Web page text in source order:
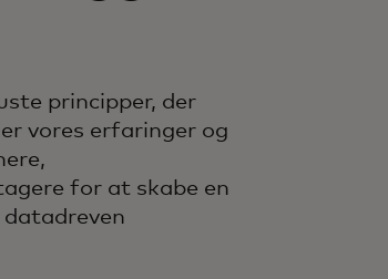
principper, der
vores erfaringer og
for at skabe en